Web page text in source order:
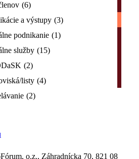
(6)
a výstupy (3)
podnikanie (1)
služby (15)
(2)
listy (4)
(2)
o.z., Záhradnícka 70, 821 08